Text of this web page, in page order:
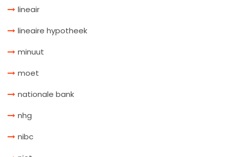
lineair
lineaire hypotheek
minuut
moet
nationale bank
nhg
nibc